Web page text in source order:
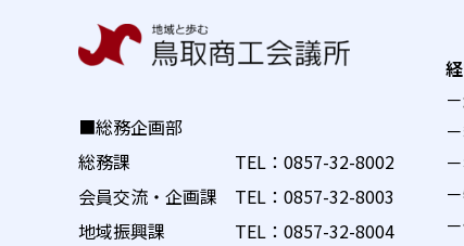
■総務企画部
総務課 TEL： 0857-32-8002
会員交流・企画課 TEL： 0857-32-8003
地域振興課 TEL： 0857-32-8004